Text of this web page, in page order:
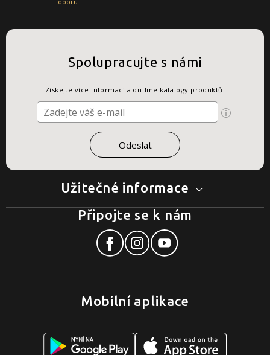
Užitečné informace
Spolupracujte s námi
Získejte více informací a on-line katalogy produktů.
Mobilní aplikace
Připojte se k nám